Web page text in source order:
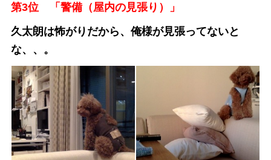
第3位 「警備（屋内の見張り）」
久太朗は怖がりだから、俺様が見張ってないと
な、、。